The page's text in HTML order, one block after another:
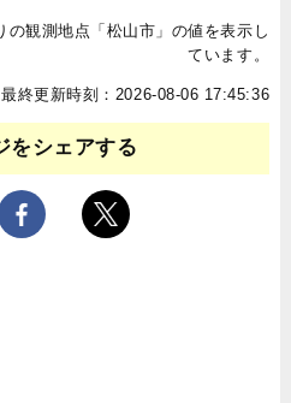
観測地点「松山市」の値を表示し
ています。
最終更新時刻：2026-08-06 17:45:36
をシェアする